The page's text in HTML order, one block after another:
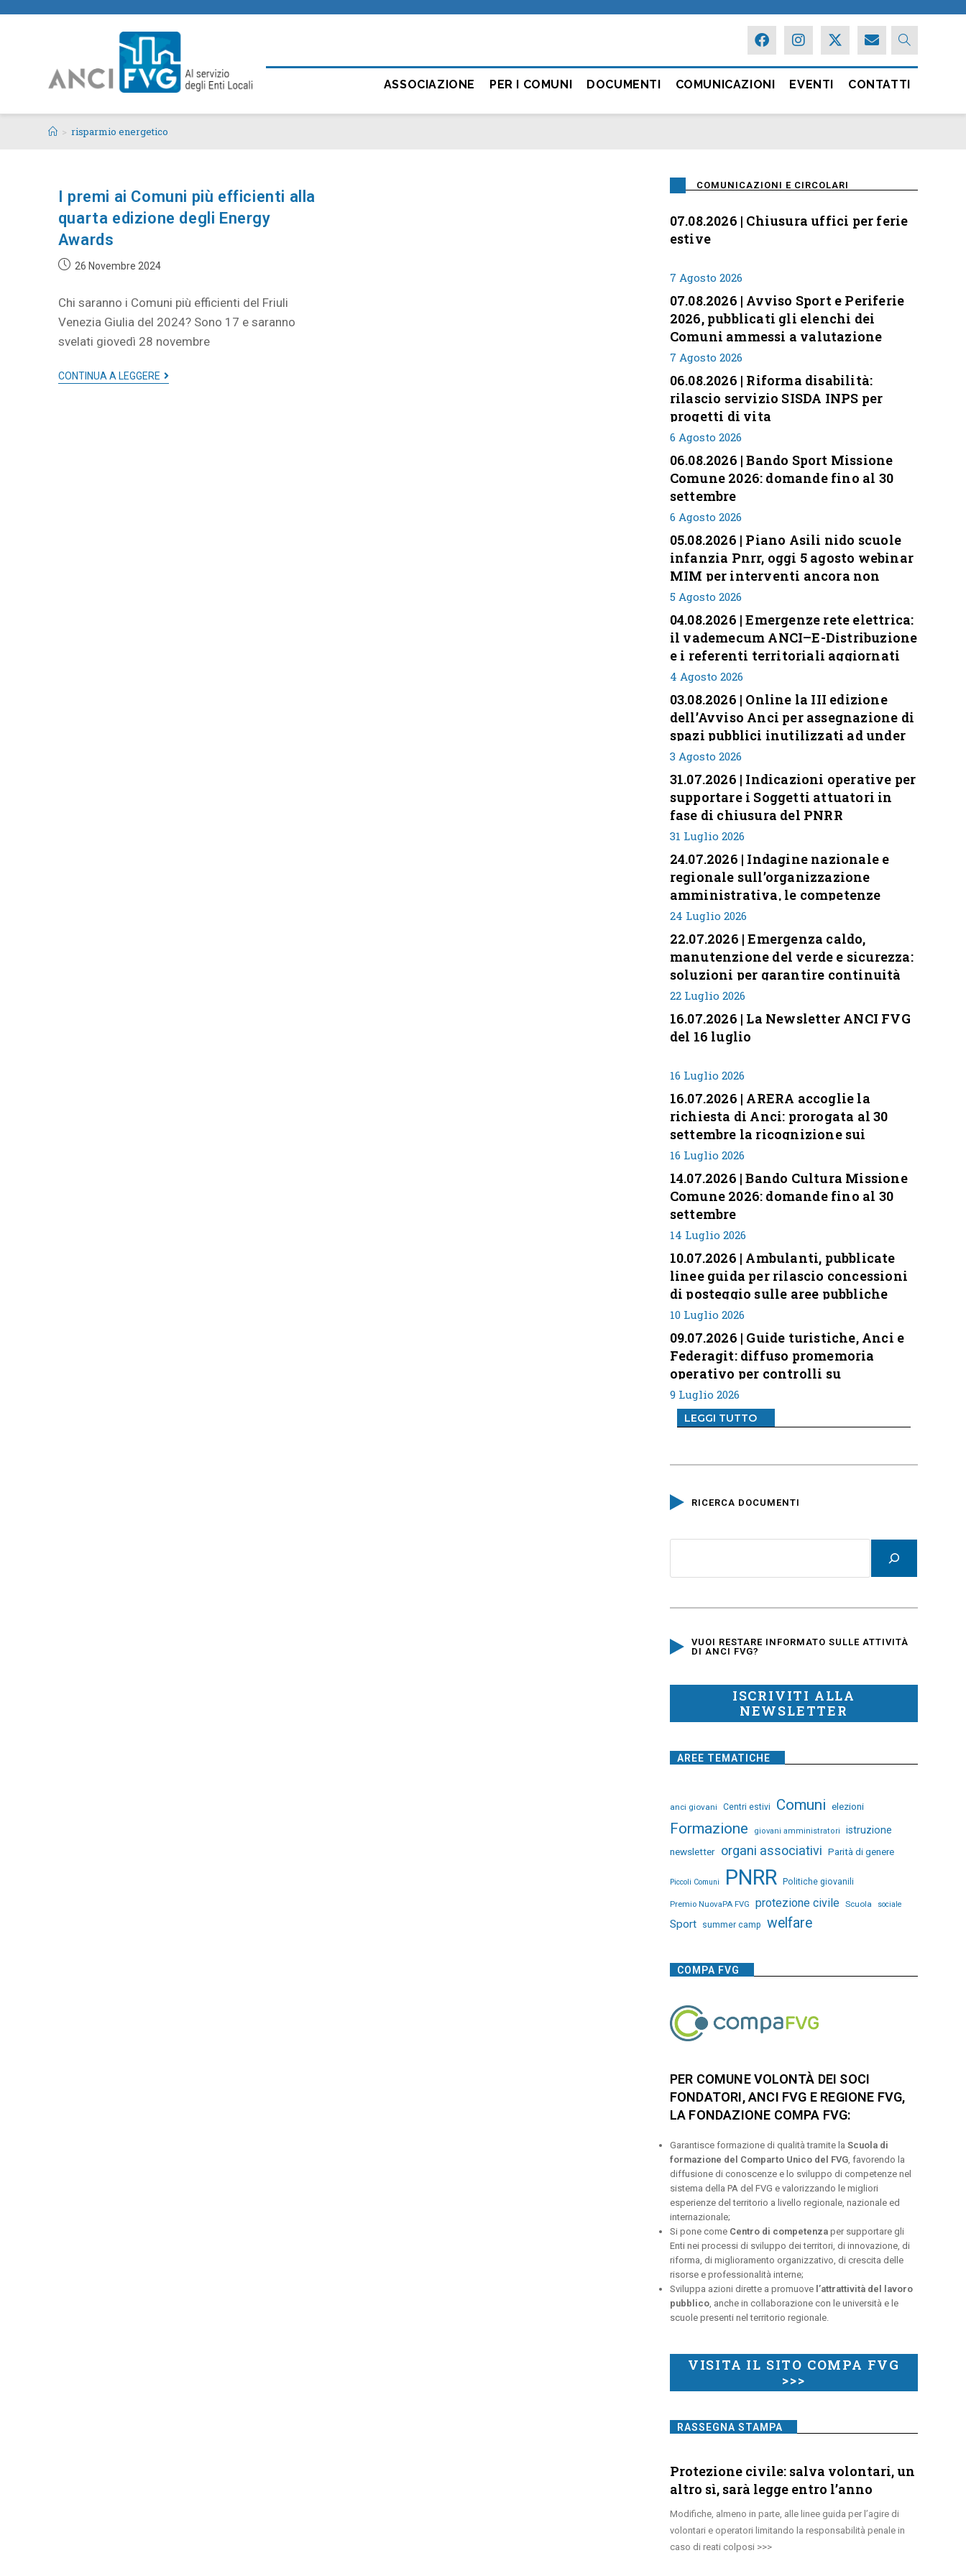
ASSOCIAZIONE PER I COMUNI DOCUMENTI COMUNICAZIONI EVENTI CONTATTI
> risparmio energetico
I premi ai Comuni più efficienti alla
quarta edizione degli Energy
Awards
26 Novembre 2024
Chi saranno i Comuni più efficienti del Friuli
Venezia Giulia del 2024? Sono 17 e saranno
svelati giovedì 28 novembre
CONTINUA A LEGGERE
COMUNICAZIONI E CIRCOLARI
07.08.2026 | Chiusura uffici per ferie
estive
7 Agosto 2026
07.08.2026 | Avviso Sport e Periferie
2026, pubblicati gli elenchi dei
Comuni ammessi a valutazione
7 Agosto 2026
06.08.2026 | Riforma disabilità:
rilascio servizio SISDA INPS per
progetti di vita
6 Agosto 2026
06.08.2026 | Bando Sport Missione
Comune 2026: domande fino al 30
settembre
6 Agosto 2026
05.08.2026 | Piano Asili nido scuole
infanzia Pnrr, oggi 5 agosto webinar
MIM per interventi ancora non
conclusi
5 Agosto 2026
04.08.2026 | Emergenze rete elettrica:
il vademecum ANCI–E-Distribuzione
e i referenti territoriali aggiornati
4 Agosto 2026
03.08.2026 | Online la III edizione
dell’Avviso Anci per assegnazione di
spazi pubblici inutilizzati ad under
35
3 Agosto 2026
31.07.2026 | Indicazioni operative per
supportare i Soggetti attuatori in
fase di chiusura del PNRR
31 Luglio 2026
24.07.2026 | Indagine nazionale e
regionale sull’organizzazione
amministrativa, le competenze
professionali e i modelli di gestione
nei piccoli Comuni italiani
24 Luglio 2026
22.07.2026 | Emergenza caldo,
manutenzione del verde e sicurezza:
soluzioni per garantire continuità
servizi
22 Luglio 2026
16.07.2026 | La Newsletter ANCI FVG
del 16 luglio
16 Luglio 2026
16.07.2026 | ARERA accoglie la
richiesta di Anci: prorogata al 30
settembre la ricognizione sui
corrispettivi
16 Luglio 2026
14.07.2026 | Bando Cultura Missione
Comune 2026: domande fino al 30
settembre
14 Luglio 2026
10.07.2026 | Ambulanti, pubblicate
linee guida per rilascio concessioni
di posteggio sulle aree pubbliche
10 Luglio 2026
09.07.2026 | Guide turistiche, Anci e
Federagit: diffuso promemoria
operativo per controlli su
professione
9 Luglio 2026
LEGGI TUTTO
RICERCA DOCUMENTI
VUOI RESTARE INFORMATO SULLE ATTIVITÀ
DI ANCI FVG?
ISCRIVITI ALLA
NEWSLETTER
AREE TEMATICHE
anci giovani Centri estivi Comuni elezioni
Formazione giovani amministratori
istruzione
newsletter organi associativi Parità di genere
Piccoli Comuni PNRR Politiche giovanili
Premio NuovaPA FVG protezione civile Scuola sociale
Sport summer camp welfare
COMPA FVG
PER COMUNE VOLONTÀ DEI SOCI
FONDATORI, ANCI FVG E REGIONE FVG,
LA FONDAZIONE COMPA FVG:
Garantisce formazione di qualità tramite la Scuola di
formazione del Comparto Unico del FVG, favorendo la
diffusione di conoscenze e lo sviluppo di competenze nel
sistema della PA del FVG e valorizzando le migliori
esperienze del territorio a livello regionale, nazionale ed
internazionale;
Si pone come Centro di competenzaper supportare gli
Enti nei processi di sviluppo dei territori, di innovazione, di
riforma, di miglioramento organizzativo, di crescita delle
risorse e professionalità interne;
Sviluppa azioni dirette a promuove l’attrattività del lavoro
pubblico, anche in collaborazione con le università e le
scuole presenti nel territorio regionale.
VISITA IL SITO COMPA FVG
>>>
RASSEGNA STAMPA
Protezione civile: salva volontari, un
altro sì, sarà legge entro l’anno
Modifiche, almeno in parte, alle linee guida per l’agire di
volontari e operatori limitando la responsabilità penale in
caso di reati colposi